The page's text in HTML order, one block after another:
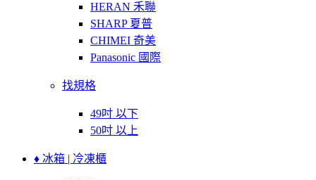
HERAN 禾聯
SHARP 夏普
CHIMEI 奇美
Panasonic 國際
找規格
49吋 以下
50吋 以上
♦ 冰箱 | 冷凍櫃